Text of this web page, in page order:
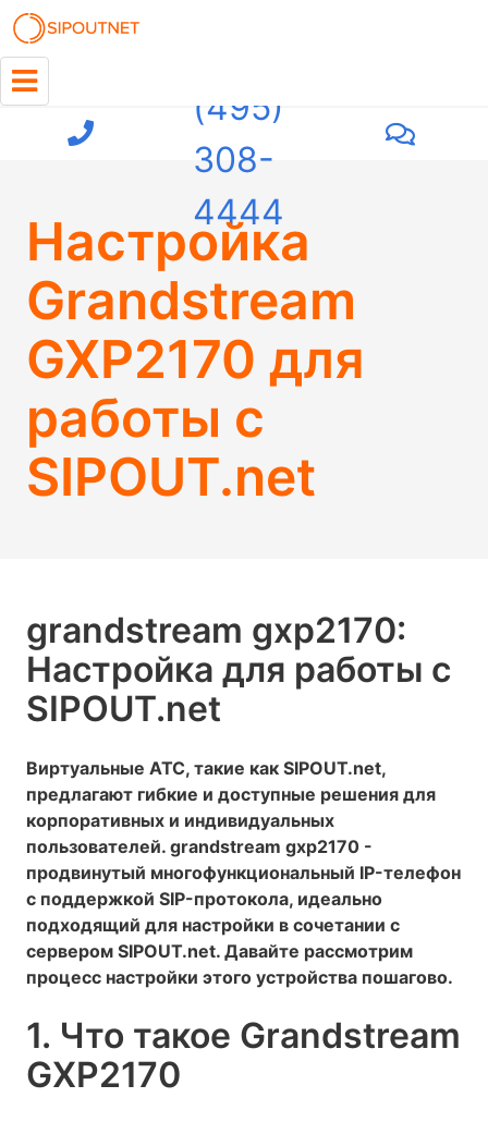
(495)
308-
4444
Настройка
Grandstream
GXP2170 для
работы с
SIPOUT.net
grandstream gxp2170:
Настройка для работы с
SIPOUT.net
Виртуальные АТС, такие как SIPOUT.net,
предлагают гибкие и доступные решения для
корпоративных и индивидуальных
пользователей. grandstream gxp2170 -
продвинутый многофункциональный IP-телефон
с поддержкой SIP-протокола, идеально
подходящий для настройки в сочетании с
сервером SIPOUT.net. Давайте рассмотрим
процесс настройки этого устройства пошагово.
1. Что такое Grandstream
GXP2170